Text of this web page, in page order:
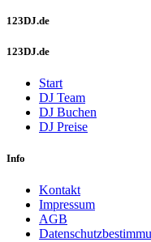
123DJ.de
123DJ.de
Start
DJ Team
DJ Buchen
DJ Preise
Info
Kontakt
Impressum
AGB